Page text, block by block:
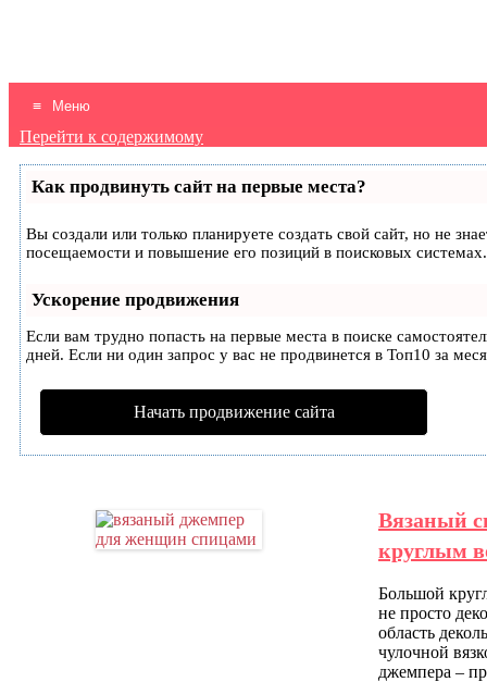
ВСЕЙ СЕМЬИ
бесплатных описаний и схем вязания
спицами и крючком модной одежды для
женщин, мужчин, детей, а также
игрушек, аксессуаров, идей по
украшению интерьера
Меню
Перейти к содержимому
Как продвинуть сайт на первые места?
Вы создали или только планируете создать свой сайт, но не
посещаемости и повышение его позиций в поисковых системах.
Ускорение продвижения
Если вам трудно попасть на первые места в поиске
дней. Если ни один запрос у вас не продвинется в Топ10 за
Начать продвижение сайта
Вязаный
круглым
Большой
не просто
область
чулочной
джемпера –